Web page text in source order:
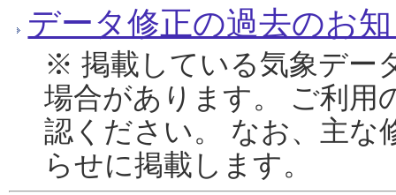
データ修正の過去のお
※ 掲載している気象デー
場合があります。 ご利用
認ください。 なお、主な
らせに掲載します。